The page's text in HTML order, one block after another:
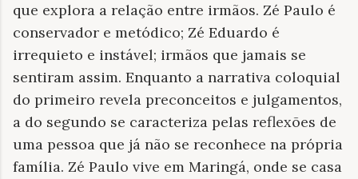
que explora a relação entre irmãos. Zé Paulo é
conservador e metódico; Zé Eduardo é
irrequieto e instável; irmãos que jamais se
sentiram assim. Enquanto a narrativa coloquial
do primeiro revela preconceitos e julgamentos,
a do segundo se caracteriza pelas reflexões de
uma pessoa que já não se reconhece na própria
família. Zé Paulo vive em Maringá, onde se casa